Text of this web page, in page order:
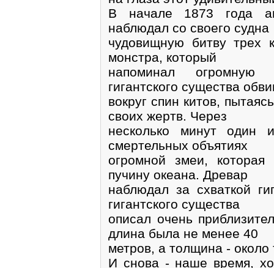
В начале 1873 года
наблюдал со своего судна
чудовищную битву трех
монстра, который
напоминал огромную
гигантского существа
вокруг спин китов,
своих жертв. Через
несколько минут один
смертельных объятиях
огромной змеи,
пучину океана. Древар
наблюдал за схваткой
гигантского существа
описал очень
длина была не менее 40
метров, а толщина - около
И снова - наше время,